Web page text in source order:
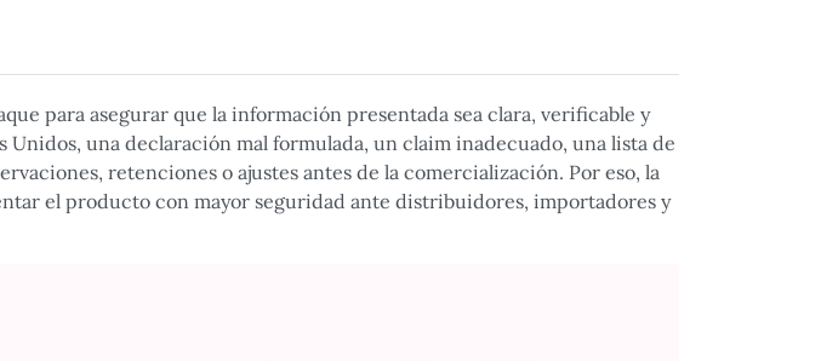
para asegurar que la información presentada sea clara, verificable y
una declaración mal formulada, un claim inadecuado, una lista de
retenciones o ajustes antes de la comercialización. Por eso, la
el producto con mayor seguridad ante distribuidores, importadores y